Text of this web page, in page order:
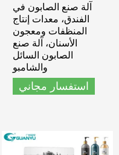
آلة صنع الصابون في
الفندق، معدات إنتاج
المنظفات ومعجون
الأسنان، آلة صنع
الصابون السائل
والشامبو
استفسار مجاني